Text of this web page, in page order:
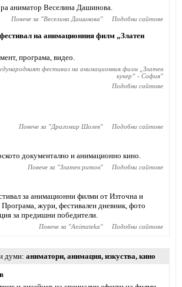
аниматор Веселина Дашинова.
Повече за "Веселина Дашинова" Подобни сайтове
на анимационния филм „Златен
програма, видео.
фестивал на анимационния филм „Златен
кукер“ - София"
Подобни сайтове
Повече за "Драгомир Шолев" Подобни сайтове
документално и анимационно кино.
Повече за "Златен ритон" Подобни сайтове
за анимационни филми от Източна и
жури, фестивален дневник, фото
за предишни победители.
Повече за "Animateka" Подобни сайтове
думи аниматори, анимация, изкуства, кино